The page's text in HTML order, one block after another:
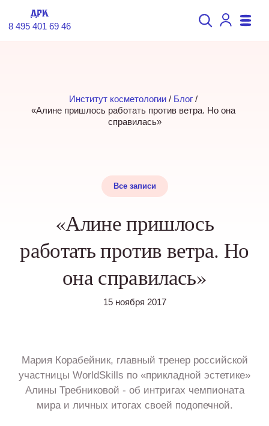
8 495 401 69 46
Институт косметологии / Блог /
«Алине пришлось работать против ветра. Но она
справилась»
Все записи
«Алине пришлось
работать против ветра. Но
она справилась»
15 ноября 2017
Мария Корабейник, главный тренер российской
участницы WorldSkills по «прикладной эстетике»
Алины Требниковой - об интригах чемпионата
мира и личных итогах своей подопечной.